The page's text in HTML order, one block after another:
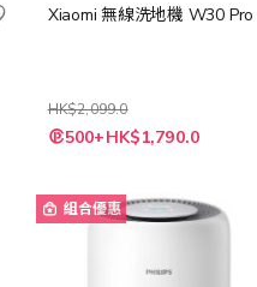
Xiaomi 無線洗地機 W30 Pro
HK$2,099.0
特
殊 500+HK$1,790.0
組合優惠